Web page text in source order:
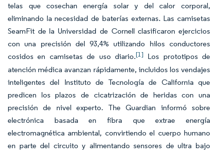
telas que cosechan energía solar y del calor corporal,
eliminando la necesidad de baterías externas. Las camisetas
SeamFit de la Universidad de Cornell clasificaron ejercicios
con una precisión del 93,4% utilizando hilos conductores
cosidos en camisetas de uso diario.[1] Los prototipos de
atención médica avanzan rápidamente, incluidos los vendajes
inteligentes del Instituto de Tecnología de California que
predicen los plazos de cicatrización de heridas con una
precisión de nivel experto. The Guardian informó sobre
electrónica basada en fibra que extrae energía
electromagnética ambiental, convirtiendo el cuerpo humano
en parte del circuito y alimentando sensores de ultra bajo